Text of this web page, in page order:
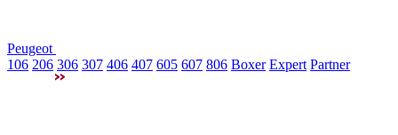
Peugeot
106 206 306 307 406 407 605 607 806 Boxer Expert Partner